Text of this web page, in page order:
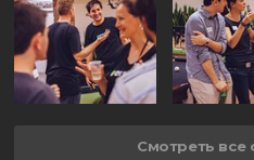
Смотреть все